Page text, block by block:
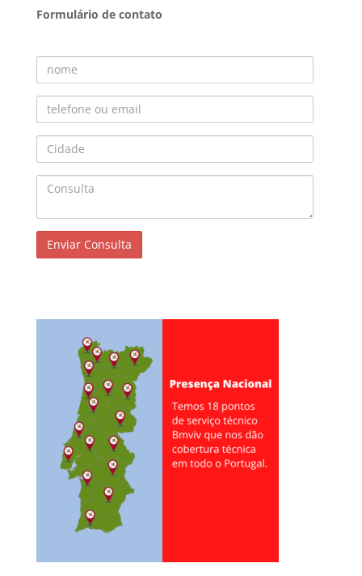
Formulário de contato
Nome
Telefone ou Email
Cidade
Consulta